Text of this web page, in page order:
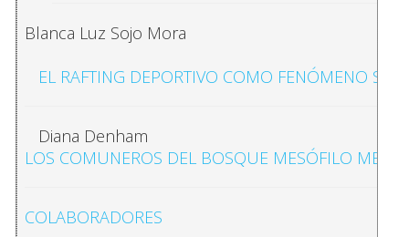
Blanca Luz Sojo Mora
EL RAFTING DEPORTIVO COMO FENÓMENO
Diana Denham
LOS COMUNEROS DEL BOSQUE MESÓFILO
COLABORADORES